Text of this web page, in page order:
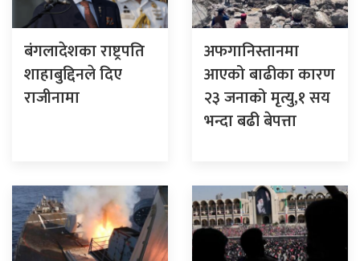
बंगलादेशका राष्ट्रपति
शाहाबुद्दिनले दिए
राजीनामा
अफगानिस्तानमा
आएको बाढीका कारण
२३ जनाको मृत्यु,१ सय
भन्दा बढी बेपत्ता